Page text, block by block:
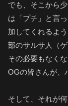
でも、そこから
は「プチ」と言
加してくれるよ
部のサルサ人（
その必要もなく
OGの皆さんが、
そして、それが